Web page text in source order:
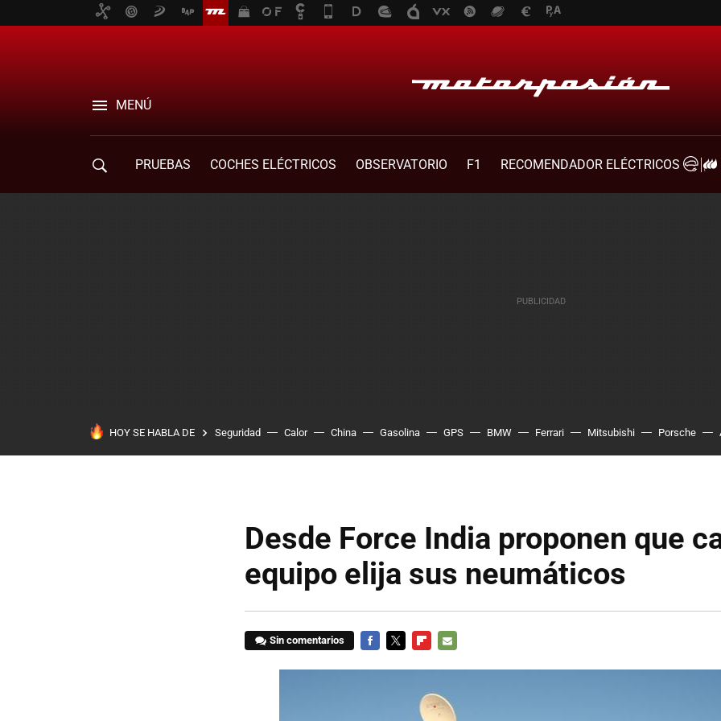
MENÚ
PRUEBAS COCHES ELÉCTRICOS OBSERVATORIO F1
RECOMENDADOR ELÉCTRICOS
HOY SE HABLA DE Seguridad Calor China Gasolina GPS BMW Ferrari Mitsubishi Porsche
Desde Force India proponen que
equipo elija sus neumáticos
Sin comentarios